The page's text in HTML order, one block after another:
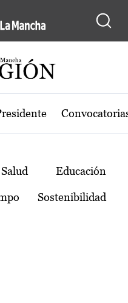
de Castilla-La
Salud Educación
Sostenibilidad